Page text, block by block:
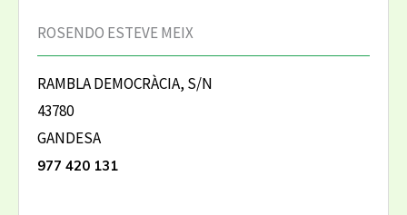
ROSENDO ESTEVE MEIX
RAMBLA DEMOCRÀCIA, S/N
43780
GANDESA
977 420 131